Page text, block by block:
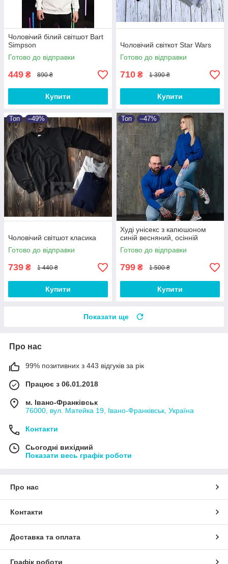
Чоловічий білий світшот Bart
Simpson
Готово до відправки
449 ₴ 890 ₴
Купити
Чоловічий світкот Star Wars
Готово до відправки
710 ₴ 1 390 ₴
Купити
Топ –49%
Чоловічий світшот класика
Готово до відправки
739 ₴ 1 440 ₴
Купити
Топ –47%
Худі унісекс з капюшоном
синій весняний, осінній
Готово до відправки
799 ₴ 1 500 ₴
Купити
Показати ще
Про нас
99% позитивних з 443 відгуків за рік
Працює з 06.01.2018
м. Івано-Франківськ
76000, вул. Матейка 19, Івано-Франківськ, Україна
Контакти
Сьогодні вихідний
Показати весь графік роботи
Про нас
Контакти
Доставка та оплата
Графік роботи